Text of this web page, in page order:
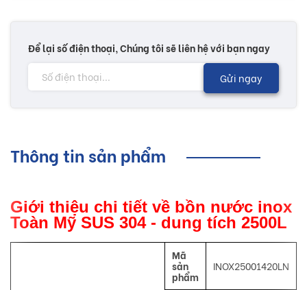
Để lại số điện thoại, Chúng tôi sẽ liên hệ với bạn ngay
Gửi ngay
Thông tin sản phẩm
Giới thiệu chi tiết về bồn nước inox
Toàn Mỹ SUS 304 - dung tích 2500L
Mã
sản
phẩm
INOX25001420LN